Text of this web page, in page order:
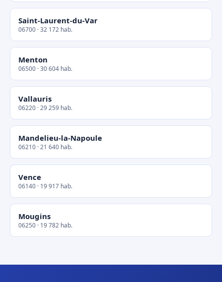
Saint-Laurent-du-Var
06700 · 32 172 hab.
Menton
06500 · 30 604 hab.
Vallauris
06220 · 29 259 hab.
Mandelieu-la-Napoule
06210 · 21 640 hab.
Vence
06140 · 19 917 hab.
Mougins
06250 · 19 782 hab.